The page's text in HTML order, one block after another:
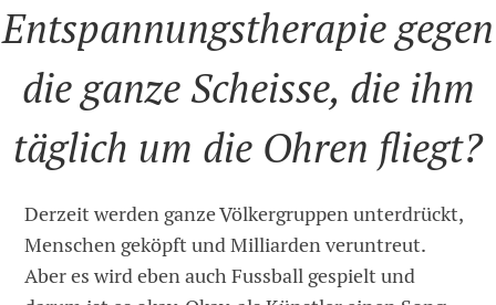
Entspannungstherapie gegen
die ganze Scheisse, die ihm
täglich um die Ohren fliegt?
Derzeit werden ganze Völkergruppen unterdrückt,
Menschen geköpft und Milliarden veruntreut.
Aber es wird eben auch Fussball gespielt und